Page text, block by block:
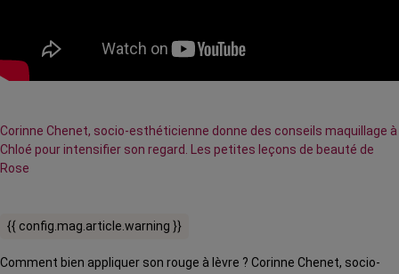
Corinne Chenet, socio-esthéticienne donne des conseils maquillage à
Chloé pour intensifier son regard. Les petites leçons de beauté de
Rose
{{ config.mag.article.warning }}
Comment bien appliquer son rouge à lèvre ? Corinne Chenet, socio-